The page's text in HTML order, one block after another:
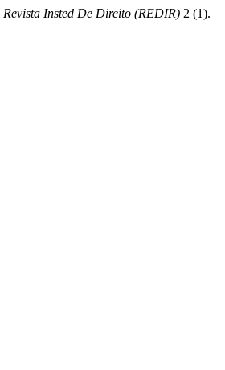
Revista Insted De Direito (REDIR) 2 (1).